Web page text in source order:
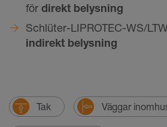
för direkt belysning
Schlüter-LIPROTEC-WS/
indirekt belysning
Tak Väggar